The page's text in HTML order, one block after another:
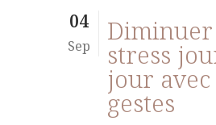
04
Sep stress
jour avec
gestes